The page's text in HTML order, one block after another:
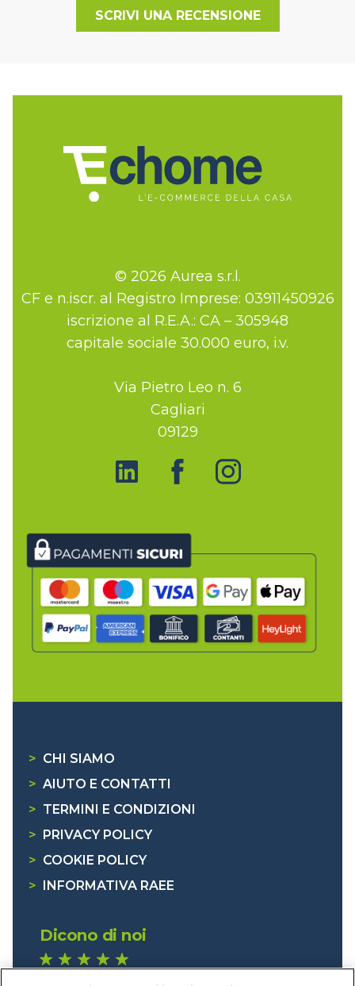
SCRIVI UNA RECENSIONE
© 2026 Aurea s.r.l.
CF e n.iscr. al Registro Imprese: 03911450926
iscrizione al R.E.A.: CA – 305948
capitale sociale 30.000 euro, i.v.
Via Pietro Leo n. 6
Cagliari
09129
> CHI SIAMO
> AIUTO E CONTATTI
> TERMINI E CONDIZIONI
>
PRIVACY POLICY
> COOKIE POLICY
>
INFORMATIVA RAEE
Dicono di noi